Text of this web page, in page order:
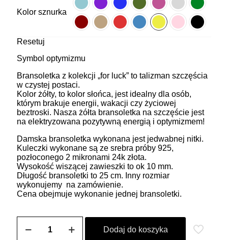
Kolor sznurka
Resetuj
Symbol optymizmu
Bransoletka z kolekcji „for luck” to talizman szczęścia
w czystej postaci.
Kolor żółty, to kolor słońca, jest idealny dla osób,
którym brakuje energii, wakacji czy życiowej
beztroski. Nasza żółta bransoletka na szczęście jest
na elektryzowana pozytywną energią i optymizmem!
Damska bransoletka wykonana jest jedwabnej nitki.
Kuleczki wykonane są ze srebra próby 925,
pozłoconego 2 mikronami 24k złota.
Wysokość wiszącej zawieszki to ok 10 mm.
Długość bransoletki to 25 cm. Inny rozmiar
wykonujemy na zamówienie.
Cena obejmuje wykonanie jednej bransoletki.
ZOZO
Dodaj do koszyka